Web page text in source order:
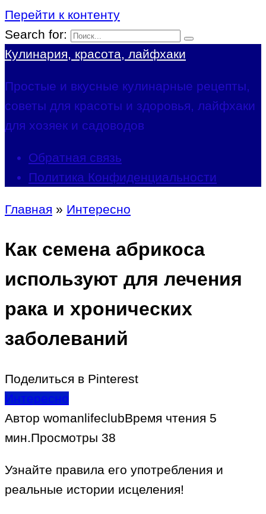
Перейти к контенту
Search for:
Кулинария, красота, лайфхаки
Простые и вкусные кулинарные рецепты,
советы для красоты и здоровья, лайфхаки
для хозяек и садоводов
Обратная связь
Политика Конфиденциальности
Главная » Интересно
Как семена абрикоса
используют для лечения
рака и хронических
заболеваний
Поделиться в Pinterest
Интересно
Автор womanlifeclubВремя чтения 5
мин.Просмотры 38
Узнайте правила его употребления и
реальные истории исцеления!